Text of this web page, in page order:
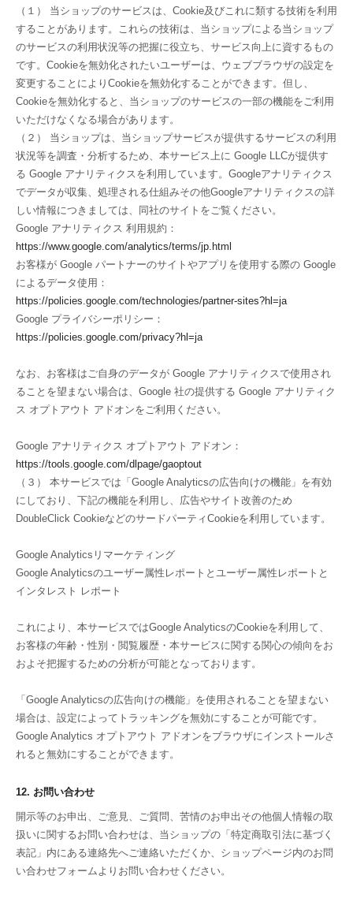
（１） 当ショップのサービスは、Cookie及びこれに類する技術を利用
することがあります。これらの技術は、当ショップによる当ショップ
のサービスの利用状況等の把握に役立ち、サービス向上に資するもの
です。Cookieを無効化されたいユーザーは、ウェブブラウザの設定を
変更することによりCookieを無効化することができます。但し、
Cookieを無効化すると、当ショップのサービスの一部の機能をご利用
いただけなくなる場合があります。
（２） 当ショップは、当ショップサービスが提供するサービスの利用
状況等を調査・分析するため、本サービス上に Google LLCが提供す
る Google アナリティクスを利用しています。Googleアナリティクス
でデータが収集、処理される仕組みその他Googleアナリティクスの詳
しい情報につきましては、同社のサイトをご覧ください。
Google アナリティクス 利用規約：
https://www.google.com/analytics/terms/jp.html
お客様が Google パートナーのサイトやアプリを使用する際の Google
によるデータ使用：
https://policies.google.com/technologies/partner-sites?hl=ja
Google プライバシーポリシー：
https://policies.google.com/privacy?hl=ja
なお、お客様はご自身のデータが Google アナリティクスで使用され
ることを望まない場合は、Google 社の提供する Google アナリティク
ス オプトアウト アドオンをご利用ください。
Google アナリティクス オプトアウト アドオン：
https://tools.google.com/dlpage/gaoptout
（３） 本サービスでは「Google Analyticsの広告向けの機能」を有効
にしており、下記の機能を利用し、広告やサイト改善のため
DoubleClick CookieなどのサードパーティCookieを利用しています。
Google Analyticsリマーケティング
Google Analyticsのユーザー属性レポートとユーザー属性レポートと
インタレスト レポート
これにより、本サービスではGoogle AnalyticsのCookieを利用して、
お客様の年齢・性別・閲覧履歴・本サービスに関する関心の傾向をお
およそ把握するための分析が可能となっております。
「Google Analyticsの広告向けの機能」を使用されることを望まない
場合は、設定によってトラッキングを無効にすることが可能です。
Google Analytics オプトアウト アドオンをブラウザにインストールさ
れると無効にすることができます。
12. お問い合わせ
開示等のお申出、ご意見、ご質問、苦情のお申出その他個人情報の取
扱いに関するお問い合わせは、当ショップの「特定商取引法に基づく
表記」内にある連絡先へご連絡いただくか、ショップページ内のお問
い合わせフォームよりお問い合わせください。